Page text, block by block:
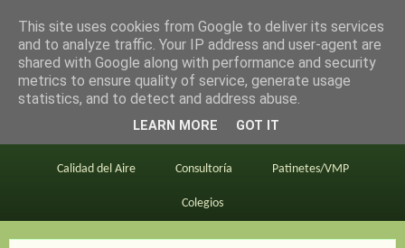
en bici por madrid
Este blog BiciMAD Primeros consejos
Calidad del Aire Consultoría Patinetes/VMP
Colegios
This site uses cookies from Google to deliver its services
and to analyze traffic. Your IP address and user-agent are
shared with Google along with performance and security
metrics to ensure quality of service, generate usage
statistics, and to detect and address abuse.
LEARN MORE GOT IT